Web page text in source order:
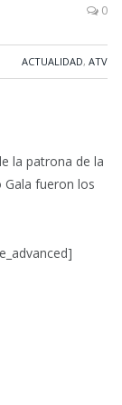
0
ACTUALIDAD, ATV
la patrona de la
Gala fueron los